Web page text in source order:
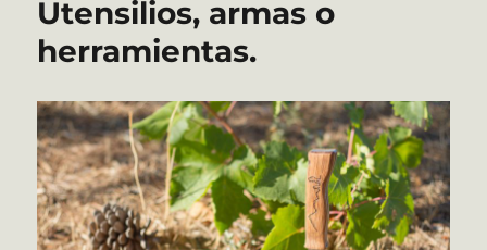
Utensilios, armas o
herramientas.